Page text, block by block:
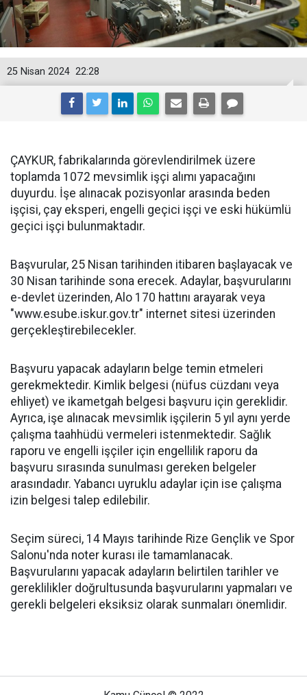
22:28
25 Nisan 2024
ÇAYKUR, fabrikalarında görevlendirilmek üzere
toplamda 1072 mevsimlik işçi alımı yapacağını
duyurdu. İşe alınacak pozisyonlar arasında beden
işçisi, çay eksperi, engelli geçici işçi ve eski hükümlü
geçici işçi bulunmaktadır.
Başvurular, 25 Nisan tarihinden itibaren başlayacak ve
30 Nisan tarihinde sona erecek. Adaylar, başvurularını
e-devlet üzerinden, Alo 170 hattını arayarak veya
"www.esube.iskur.gov.tr" internet sitesi üzerinden
gerçekleştirebilecekler.
Başvuru yapacak adayların belge temin etmeleri
gerekmektedir. Kimlik belgesi (nüfus cüzdanı veya
ehliyet) ve ikametgah belgesi başvuru için gereklidir.
Ayrıca, işe alınacak mevsimlik işçilerin 5 yıl aynı yerde
çalışma taahhüdü vermeleri istenmektedir. Sağlık
raporu ve engelli işçiler için engellilik raporu da
başvuru sırasında sunulması gereken belgeler
arasındadır. Yabancı uyruklu adaylar için ise çalışma
izin belgesi talep edilebilir.
Seçim süreci, 14 Mayıs tarihinde Rize Gençlik ve Spor
Salonu'nda noter kurası ile tamamlanacak.
Başvurularını yapacak adayların belirtilen tarihler ve
gereklilikler doğrultusunda başvurularını yapmaları ve
gerekli belgeleri eksiksiz olarak sunmaları önemlidir.